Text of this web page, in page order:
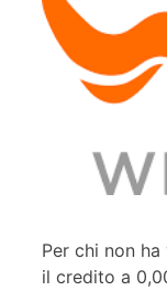
Per chi non
il credito a